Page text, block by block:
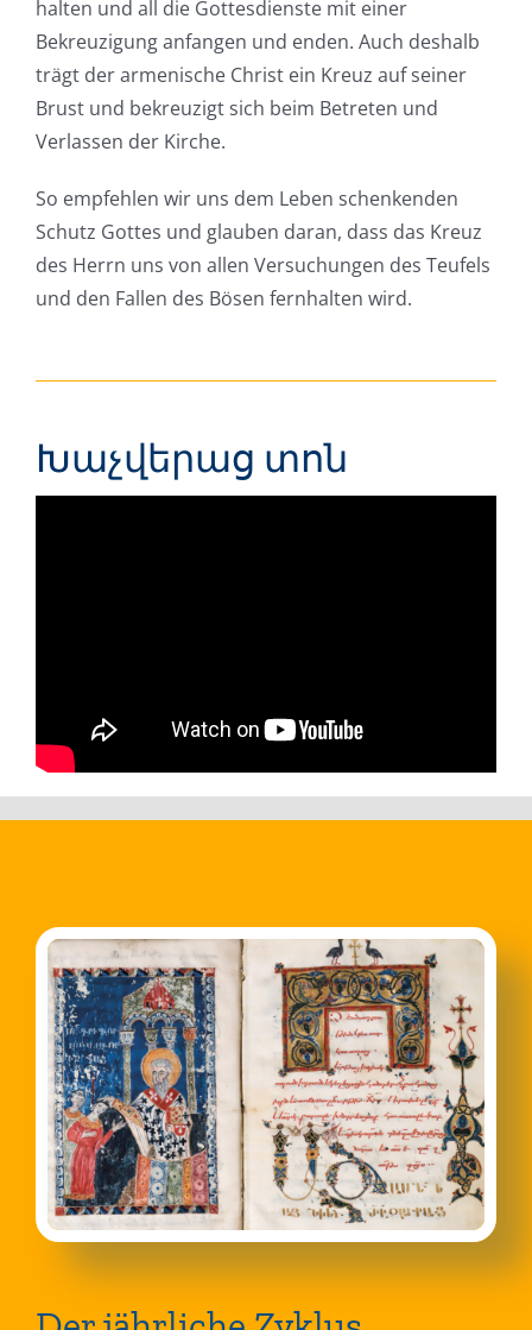
halten und all die Gottesdienste mit einer
Bekreuzigung anfangen und enden. Auch deshalb
trägt der armenische Christ ein Kreuz auf seiner
Brust und bekreuzigt sich beim Betreten und
Verlassen der Kirche.
So empfehlen wir uns dem Leben schenkenden
Schutz Gottes und glauben daran, dass das Kreuz
des Herrn uns von allen Versuchungen des Teufels
und den Fallen des Bösen fernhalten wird.
Խաչվերաց տոն